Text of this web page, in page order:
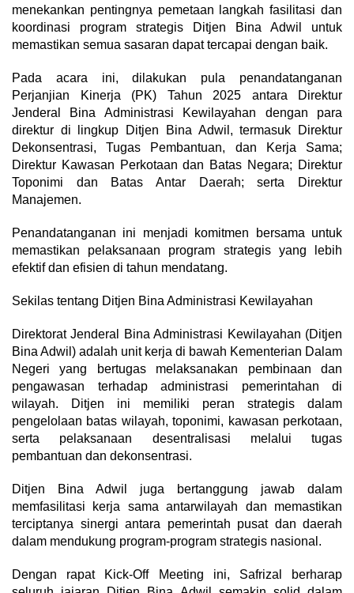
menekankan pentingnya pemetaan langkah fasilitasi dan
koordinasi program strategis Ditjen Bina Adwil untuk
memastikan semua sasaran dapat tercapai dengan baik.
Pada acara ini, dilakukan pula penandatanganan
Perjanjian Kinerja (PK) Tahun 2025 antara Direktur
Jenderal Bina Administrasi Kewilayahan dengan para
direktur di lingkup Ditjen Bina Adwil, termasuk Direktur
Dekonsentrasi, Tugas Pembantuan, dan Kerja Sama;
Direktur Kawasan Perkotaan dan Batas Negara; Direktur
Toponimi dan Batas Antar Daerah; serta Direktur
Manajemen.
Penandatanganan ini menjadi komitmen bersama untuk
memastikan pelaksanaan program strategis yang lebih
efektif dan efisien di tahun mendatang.
Sekilas tentang Ditjen Bina Administrasi Kewilayahan
Direktorat Jenderal Bina Administrasi Kewilayahan (Ditjen
Bina Adwil) adalah unit kerja di bawah Kementerian Dalam
Negeri yang bertugas melaksanakan pembinaan dan
pengawasan terhadap administrasi pemerintahan di
wilayah. Ditjen ini memiliki peran strategis dalam
pengelolaan batas wilayah, toponimi, kawasan perkotaan,
serta pelaksanaan desentralisasi melalui tugas
pembantuan dan dekonsentrasi.
Ditjen Bina Adwil juga bertanggung jawab dalam
memfasilitasi kerja sama antarwilayah dan memastikan
terciptanya sinergi antara pemerintah pusat dan daerah
dalam mendukung program-program strategis nasional.
Dengan rapat Kick-Off Meeting ini, Safrizal berharap